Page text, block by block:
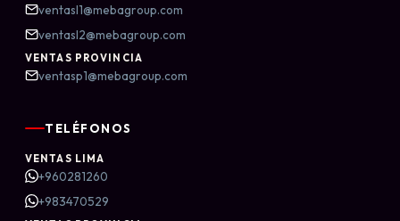
ventasl1@mebagroup.com
ventasl2@mebagroup.com
VENTAS PROVINCIA
ventasp1@mebagroup.com
TELÉFONOS
VENTAS LIMA
+960281260
+983470529